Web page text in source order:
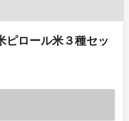
ピロール米３種セッ